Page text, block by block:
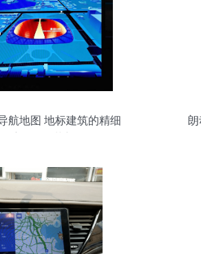
航地图 地标建筑的精细